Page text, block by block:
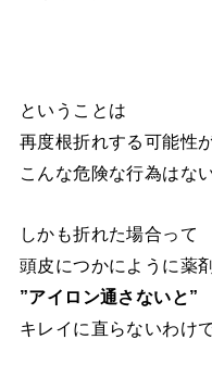
ということは
再度根折れする可能性
こんな危険な行為はな
しかも折れた場合って
頭皮につかにように薬
”アイロン通さないと”
キレイに直らないわけ